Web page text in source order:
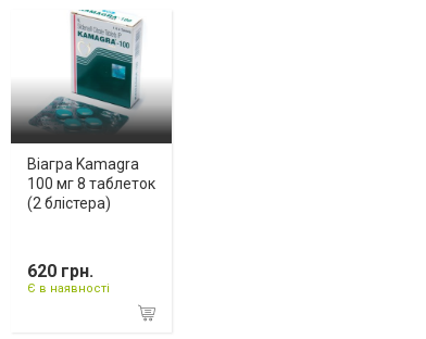
Віагра Kamagra
100 мг 8 таблеток
(2 блістера)
620 грн.
Є в наявності